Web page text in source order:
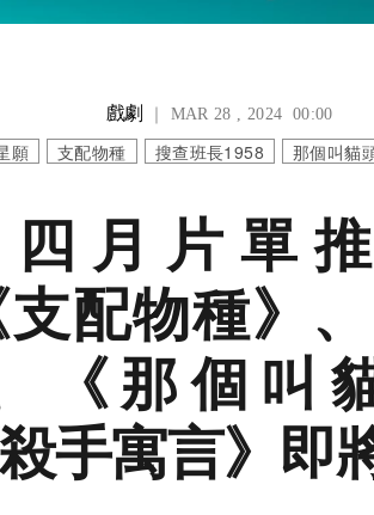
戲劇 ｜ MAR 28 , 2024 00:00
願 支配物種 搜查班長1958 那個叫貓
四月片單
配物種》
《那個叫
手寓言》即